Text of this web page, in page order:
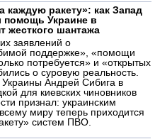
каждую ракету»: как Запад
помощь Украине в
жесткого шантажа
заявлений о
поддержке», «помощи
потребуется» и «открытых
о суровую реальность.
Андрей Сибига в
для киевских чиновников
признал: украинским
миру теперь приходится
систем ПВО.